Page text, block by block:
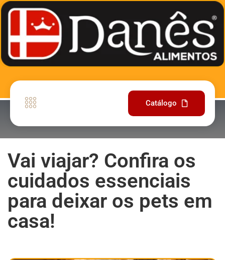
Catálogo
Vai viajar? Confira os
cuidados essenciais
para deixar os pets em
casa!